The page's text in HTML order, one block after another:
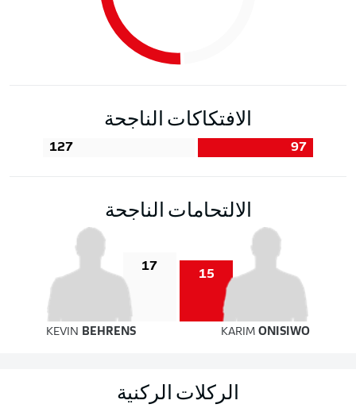
الافتكاكات الناجحة
97
127
الالتحامات الناجحة
15
17
KEVIN BEHRENS KARIMONISIWO
الركلات الركنية